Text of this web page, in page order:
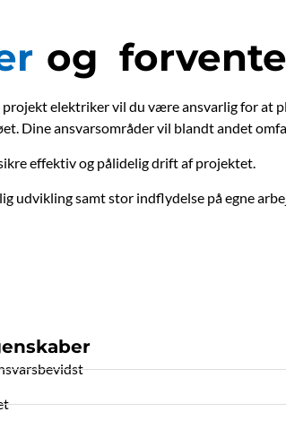
og
elektriker vil du være ansvarlig for at
Dine ansvarsområder vil blandt andet
effektiv og pålidelig drift af projektet.
udvikling samt stor indflydelse på egne